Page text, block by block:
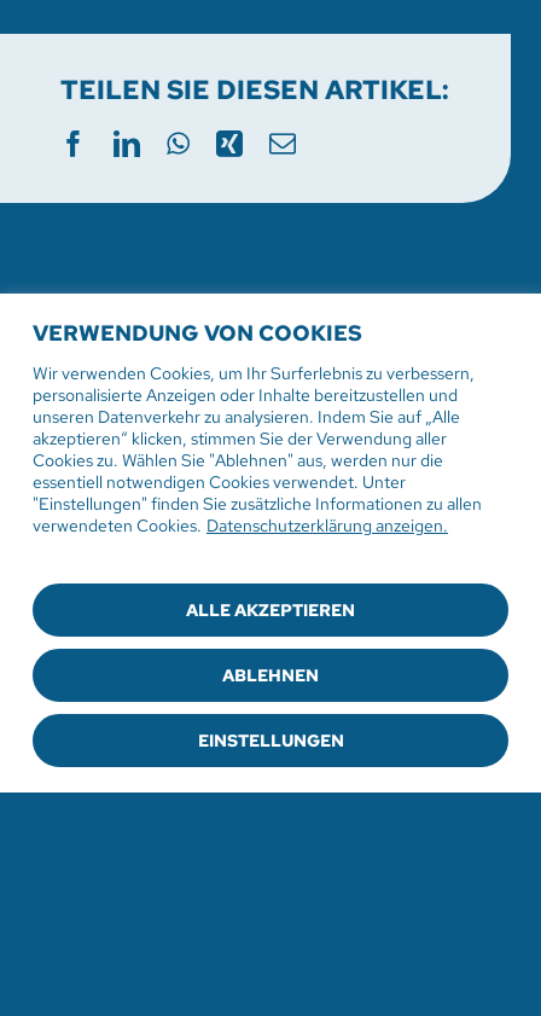
VERWENDUNG VON COOKIES
Wir verwenden Cookies, um Ihr Surferlebnis zu verbessern,
personalisierte Anzeigen oder Inhalte bereitzustellen und
unseren Datenverkehr zu analysieren. Indem Sie auf „Alle
akzeptieren“ klicken, stimmen Sie der Verwendung aller
Cookies zu. Wählen Sie "Ablehnen" aus, werden nur die
essentiell notwendigen Cookies verwendet. Unter
"Einstellungen" finden Sie zusätzliche Informationen zu allen
verwendeten Cookies. Datenschutzerklärung anzeigen.
EINSTELLUNGEN
ABLEHNEN
ALLE AKZEPTIEREN
TEILEN SIE DIESEN ARTIKEL:
WEITERE AKTUELLE
VERANSTALTUNGEN
2. August 2026
Gottesdienst in der
Damit hat niemand gerechnet
Pfarrer Ulrich Weber